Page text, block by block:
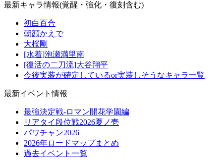
最新キャラ情報(覚醒・強化・復刻含む)
初白百合
朝顔かえで
大桜剛
[水着]泡瀬満里南
[復活の二刀流]大谷翔平
今後実装が確定しているor実装しそうなキャラ一覧
最新イベント情報
最強決定戦-ロマン開花学園編
リアタイ段位戦2026夏ノ壱
パワチャン2026
2026年ロードマップまとめ
過去イベント一覧